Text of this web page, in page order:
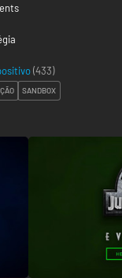
(433)
SANDBOX